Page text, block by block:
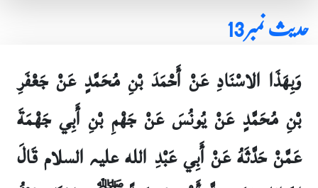
حدیث نمبر 13
وَبِهَذَا الاسْنَادِ عَنْ أَحْمَدَ بْنِ مُحَمَّدٍ عَنْ جَعْفَرِ
بْنِ مُحَمَّدٍ عَنْ يُونُسَ عَنْ جَهْمِ بْنِ أَبِي جَهْمَةَ
عَمَّنْ حَدَّثَهُ عَنْ أَبِي عَبْدِ الله علیہ السلام قَالَ